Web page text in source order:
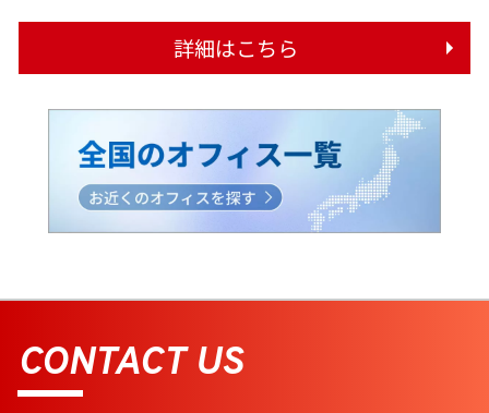
詳細はこちら
CONTACT US